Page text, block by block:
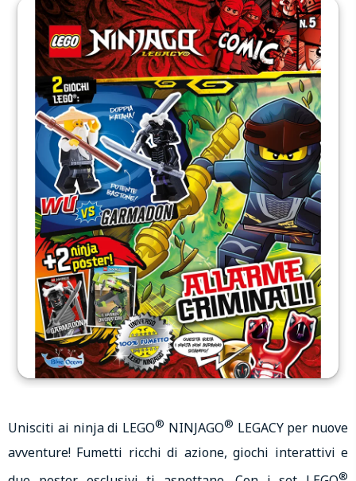
Unisciti ai ninja di LEGO® NINJAGO® LEGACY per nuove
avventure! Fumetti ricchi di azione, giochi interattivi e
®